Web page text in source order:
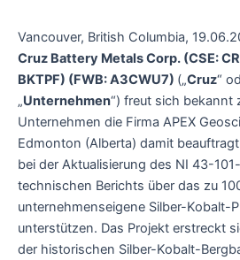
Vancouver, British Columbia,
Cruz Battery Metals Corp. (CSE:
BKTPF) (FWB: A3CWU7) („Cruz“
„Unternehmen“) freut sich bekannt
Unternehmen die Firma APEX
Edmonton (Alberta) damit
bei der Aktualisierung des NI 43-
technischen Berichts über das zu
unternehmenseigene Silber-Kobalt-
unterstützen. Das Projekt erstreckt
der historischen Silber-Kobalt-